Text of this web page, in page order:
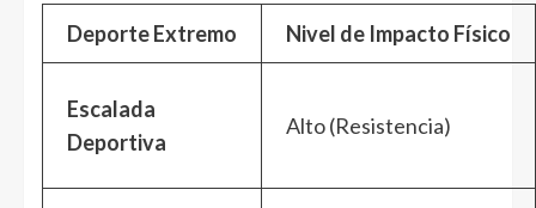
Deporte Extremo Nivel de Impacto Físico
Escalada
Deportiva
Alto (Resistencia)